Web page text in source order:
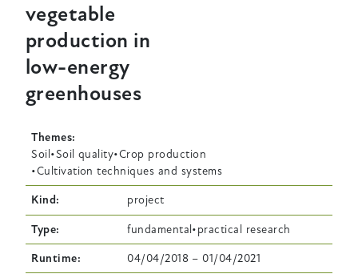
vegetable
production in
low-energy
greenhouses
Themes
Soil
Soil quality Crop production
Cultivation techniques and systems
Kind project
Type fundamental practical research
Runtime 04/04/2018 – 01/04/2021